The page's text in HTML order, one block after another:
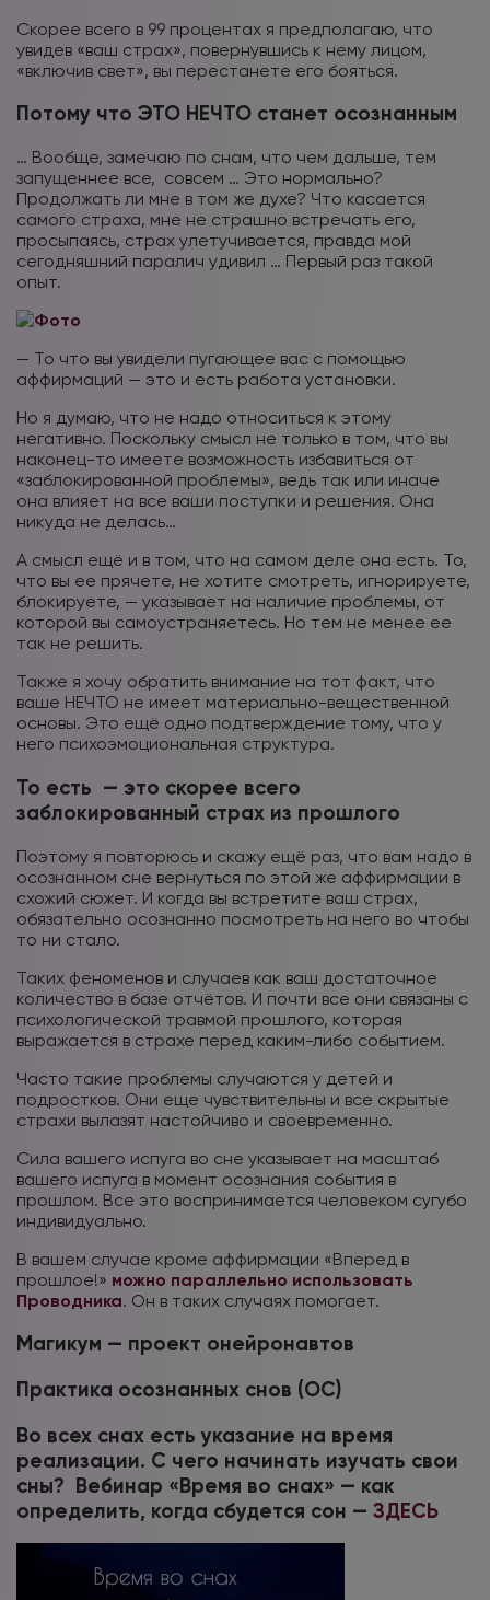
Скорее всего в 99 процентах я предполагаю, что
увидев «ваш страх», повернувшись к нему лицом,
«включив свет», вы перестанете его бояться.
Потому что ЭТО НЕЧТО станет осознанным
… Вообще, замечаю по снам, что чем дальше, тем
запущеннее все, совсем … Это нормально?
Продолжать ли мне в том же духе? Что касается
самого страха, мне не страшно встречать его,
просыпаясь, страх улетучивается, правда мой
сегодняшний паралич удивил … Первый раз такой
опыт.
— То что вы увидели пугающее вас с помощью
аффирмаций — это и есть работа установки.
Но я думаю, что не надо относиться к этому
негативно. Поскольку смысл не только в том, что вы
наконец-то имеете возможность избавиться от
«заблокированной проблемы», ведь так или иначе
она влияет на все ваши поступки и решения. Она
никуда не делась…
А смысл ещё и в том, что на самом деле она есть. То,
что вы ее прячете, не хотите смотреть, игнорируете,
блокируете, — указывает на наличие проблемы, от
которой вы самоустраняетесь. Но тем не менее ее
так не решить.
Также я хочу обратить внимание на тот факт, что
ваше НЕЧТО не имеет материально-вещественной
основы. Это ещё одно подтверждение тому, что у
него психоэмоциональная структура.
То есть — это скорее всего
заблокированный страх из прошлого
Поэтому я повторюсь и скажу ещё раз, что вам надо в
осознанном сне вернуться по этой же аффирмации в
схожий сюжет. И когда вы встретите ваш страх,
обязательно осознанно посмотреть на него во чтобы
то ни стало.
Таких феноменов и случаев как ваш достаточное
количество в базе отчётов. И почти все они связаны с
психологической травмой прошлого, которая
выражается в страхе перед каким-либо событием.
Часто такие проблемы случаются у детей и
подростков. Они еще чувствительны и все скрытые
страхи вылазят настойчиво и своевременно.
Сила вашего испуга во сне указывает на масштаб
вашего испуга в момент осознания события в
прошлом. Все это воспринимается человеком сугубо
индивидуально.
В вашем случае кроме аффирмации «Вперед в
прошлое!» можно параллельно использовать
Проводника. Он в таких случаях помогает.
Магикум — проект онейронавтов
Практика осознанных снов (ОС)
Во всех снах есть указание на время
реализации. С чего начинать изучать свои
сны? Вебинар «Время во снах» — как
определить, когда сбудется сон — ЗДЕСЬ